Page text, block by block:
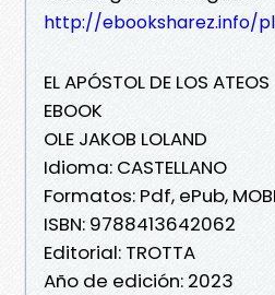
http://ebooksharez.info/
EL APÓSTOL DE LOS ATEOS
EBOOK
OLE JAKOB LOLAND
Idioma: CASTELLANO
Formatos: Pdf, ePub,
ISBN: 9788413642062
Editorial: TROTTA
Año de edición: 2023